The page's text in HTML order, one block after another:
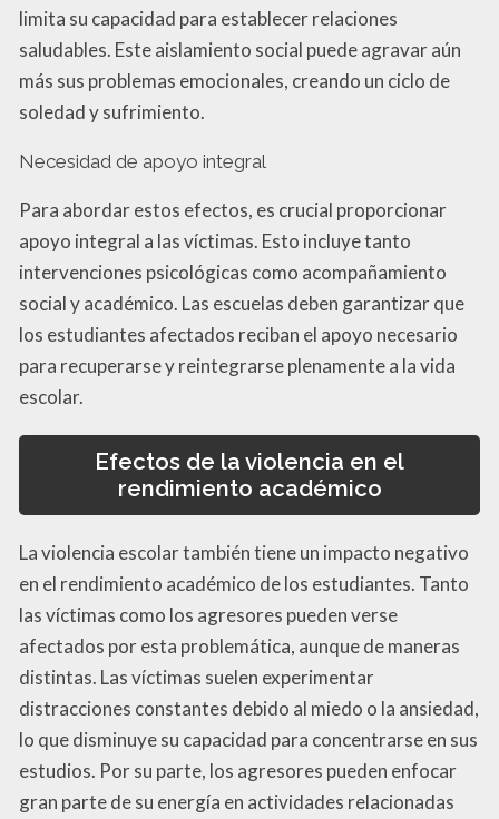
limita su capacidad para establecer relaciones
saludables. Este aislamiento social puede agravar aún
más sus problemas emocionales, creando un ciclo de
soledad y sufrimiento.
Necesidad de apoyo integral
Para abordar estos efectos, es crucial proporcionar
apoyo integral a las víctimas. Esto incluye tanto
intervenciones psicológicas como acompañamiento
social y académico. Las escuelas deben garantizar que
los estudiantes afectados reciban el apoyo necesario
para recuperarse y reintegrarse plenamente a la vida
escolar.
Efectos de la violencia en el
rendimiento académico
La violencia escolar también tiene un impacto negativo
en el rendimiento académico de los estudiantes. Tanto
las víctimas como los agresores pueden verse
afectados por esta problemática, aunque de maneras
distintas. Las víctimas suelen experimentar
distracciones constantes debido al miedo o la ansiedad,
lo que disminuye su capacidad para concentrarse en sus
estudios. Por su parte, los agresores pueden enfocar
gran parte de su energía en actividades relacionadas